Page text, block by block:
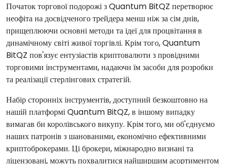
Початок торгової подорожі з Quantum BitQZ перетворює
неофіта на досвідченого трейдера менш ніж за сім днів,
прищеплюючи основні методи та ідеї для процвітання в
динамічному світі живої торгівлі. Крім того, Quantum
BitQZ пов'язує ентузіастів криптовалюти з провідними
торговими інструментами, надаючи їм засоби для розробки
та реалізації стерлінгових стратегій.
Набір сторонніх інструментів, доступний безкоштовно на
нашій платформі Quantum BitQZ, в іншому випадку
вимагав би королівського викупу. Крім того, ми об'єднуємо
наших патронів з шанованими, економічно ефективними
криптоброкерами. Ці брокери, міжнародно визнані та
ліцензовані, можуть похвалитися найширшим асортиментом